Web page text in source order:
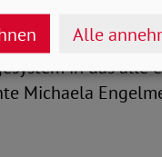
spekuliert man
und da haben
in das alle
Michaela
Alle